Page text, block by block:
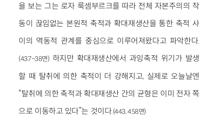
을 보는 그는 로자 룩셈부르크를 따라 전체 자본주의의 작
동이 끊임없는 본원적 축적과 확대재생산을 통한 축적 사
이의 역동적 관계를 중심으로 이루어져왔다고 파악한다.
(437~38면) 하지만 확대재생산에서 과잉축적 위기가 발생
할 때 탈취에 의한 축적이 더 강해지고, 실제로 오늘날엔
“탈취에 의한 축적과 확대재생산 간의 균형은 이미 전자 쪽
으로 이동하고 있다”는 것이다.(443, 458면)